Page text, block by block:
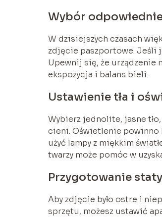
Wybór
W dzisiejszych czasach
zdjęcie paszportowe. Jeśli
Upewnij się, że
ekspozycja i balans bieli.
Ustawienie tła i
Wybierz jednolite, jasne
cieni. Oświetlenie powinno
użyć lampy z miękkim
twarzy może pomóc w
Przygotowanie
Aby zdjęcie było ostre i
sprzętu, możesz ustawić